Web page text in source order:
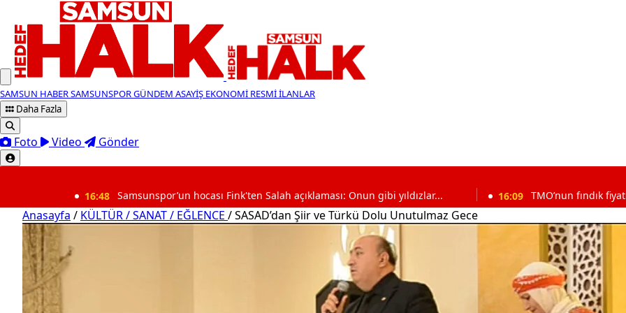
SAMSUN HABERSAMSUNSPORGÜNDEM ASAYİŞ EKONOMİ RESMİ İLANLAR
Daha Fazla
Foto Video Gönder
Samsunspor’un hocası Fink'ten Salah açıklaması: Onun gibi yıldızlar... 16:09 TMO’nun fındık fiyatı açıklandı,
Anasayfa / KÜLTÜR / SANAT / EĞLENCE /SASAD’dan Şiir ve Türkü Dolu Unutulmaz Gece